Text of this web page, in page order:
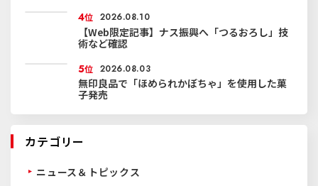
4位 2026.08.10
【Web限定記事】ナス振興へ「つるおろし」技
術など確認
5位 2026.08.03
無印良品で「ほめられかぼちゃ」を使用した菓
子発売
カテゴリー
ニュース＆トピックス